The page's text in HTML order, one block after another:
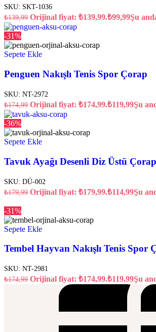
SKU: SKT-1036
₺139,99 Orijinal fiyat: ₺139,99.₺99,99Şu
-31%
Sepete Ekle
Penguen Nakışlı Tenis Spor Çorap
SKU: NT-2972
₺174,99 Orijinal fiyat: ₺174,99.₺119,99Şu
-36%
Sepete Ekle
Tavuk Ayağı Desenli Diz Üstü Çorap
SKU: DÜ-002
₺179,99 Orijinal fiyat: ₺179,99.₺114,99Şu
-31%
Sepete Ekle
Tembel Hayvan Nakışlı Tenis Spor
SKU: NT-2981
₺174,99 Orijinal fiyat: ₺174,99.₺119,99Şu